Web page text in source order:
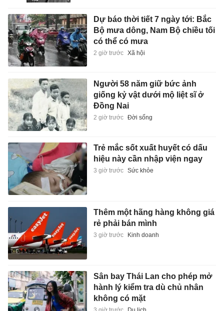
Dự báo thời tiết 7 ngày tới: Bắc
Bộ mưa dông, Nam Bộ chiều tối
có thể có mưa
2 giờ trước Xã hội
Người 58 năm giữ bức ảnh
giống kỷ vật dưới mộ liệt sĩ ở
Đồng Nai
2 giờ trước Đời sống
Trẻ mắc sốt xuất huyết có dấu
hiệu này cần nhập viện ngay
3 giờ trước Sức khỏe
Thêm một hãng hàng không giá
rẻ phải bán mình
3 giờ trước Kinh doanh
Sân bay Thái Lan cho phép mở
hành lý kiểm tra dù chủ nhân
không có mặt